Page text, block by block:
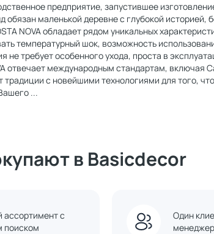
предприятие, запустившее
маленькой деревне с глубокой историей,
NOVA обладает рядом уникальных
температурный шок, возможность
не требует особенного ухода, проста в
отвечает международным стандартам, включая
традиции с новейшими технологиями для того,
...
в Basicdecor
ассортимент с
поиском
Один
менеджер